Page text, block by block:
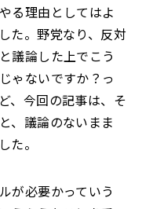
る理由としてはよ
た。野党なり、反対
議論した上でこう
ゃないですか？っ
、今回の記事は、そ
、議論のないまま
た。
が必要かっていう